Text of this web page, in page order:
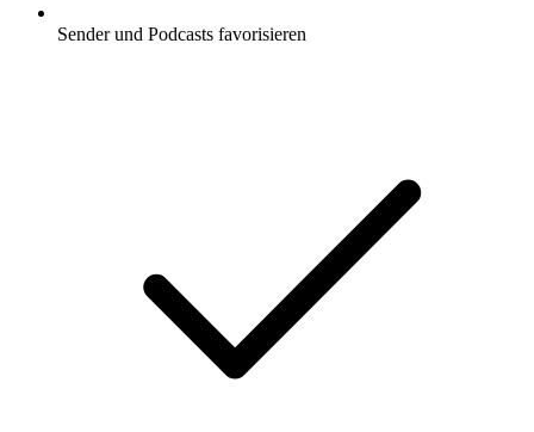
Sender und Podcasts favorisieren